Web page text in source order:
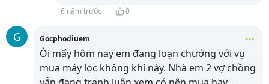
6 năm trước 0
G Gocphodiuem
Ôi mấy hôm nay em đang loạn chưởng với vụ
mua máy lọc không khí này. Nhà em 2 vợ chồng